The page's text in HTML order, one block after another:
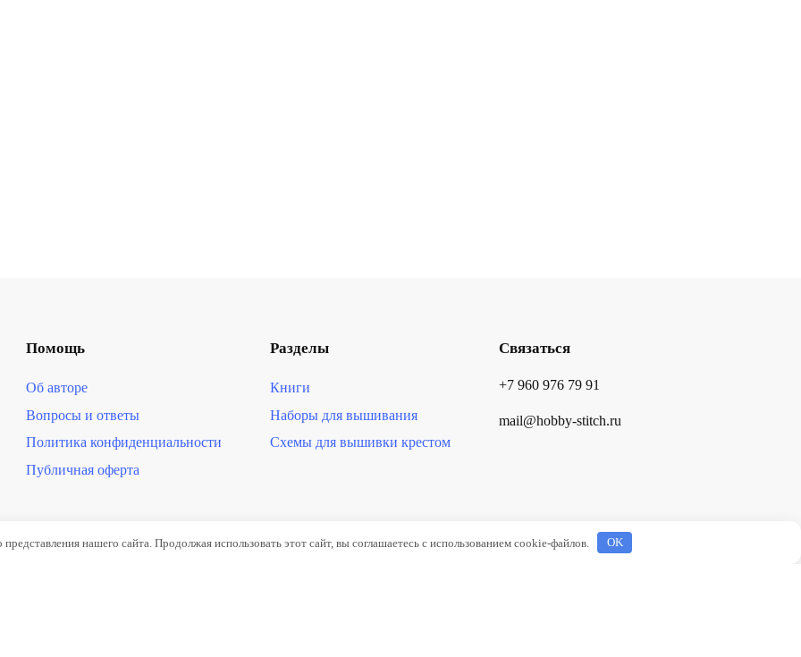
Помощь
Об авторе
Вопросы и ответы
Политика конфиденциальности
Публичная оферта
Разделы
Книги
Наборы для вышивания
Схемы для вышивки крестом
Связаться
+7 960 976 79 91
mail@hobby-stitch.ru
нашего сайта. Продолжая использовать этот сайт, вы соглашаетесь с использованием cookie-файлов. OK